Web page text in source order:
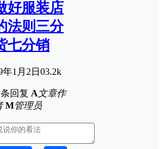
好服装店
法则三分
七分销
年1月2日 03.2k
回复 A文章作
M管理员